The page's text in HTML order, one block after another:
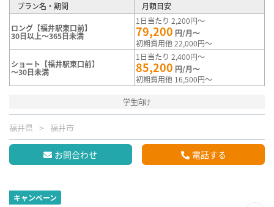
プラン名・期間 月額目安
ロング【福井駅東口前】
30日以上～365日未満
1日当たり 2,200円～
79,200 円/月～
初期費用他 22,000円～
ショート【福井駅東口前】
～30日未満
1日当たり 2,400円～
85,200 円/月～
初期費用他 16,500円～
学生向け
福井県 福井市
お問合わせ 電話する
キャンペーン